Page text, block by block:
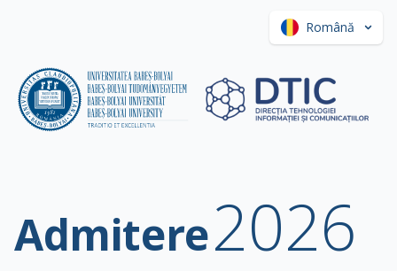
Română
Admitere2026